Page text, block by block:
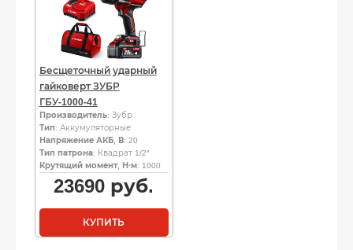
Бесщеточный ударный
гайковерт ЗУБР
ГБУ-1000-41
Производитель: Зубр
Тип: Аккумуляторные
Напряжение АКБ, В: 20
Тип патрона: Квадрат 1/2″
Крутящий момент, Н·м: 1000
23690 руб.
КУПИТЬ